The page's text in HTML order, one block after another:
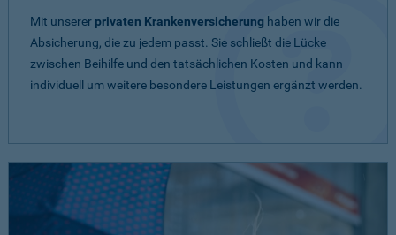
Mit unserer privaten Krankenversicherung haben wir die
Absicherung, die zu jedem passt. Sie schließt die Lücke
zwischen Beihilfe und den tatsächlichen Kosten und kann
individuell um weitere besondere Leistungen ergänzt werden.